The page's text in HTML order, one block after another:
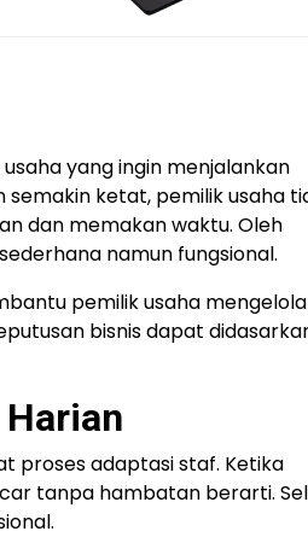
yang ingin menjalankan
semakin ketat, pemilik usaha
dan memakan waktu. Oleh
namun fungsional.
pemilik usaha mengelola
bisnis dapat
proses adaptasi staf. Ketika
tanpa hambatan berarti.